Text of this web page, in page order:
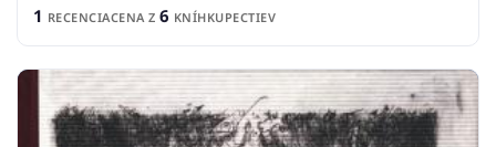
1 RECENCIACENA Z 6 KNÍHKUPECTIEV